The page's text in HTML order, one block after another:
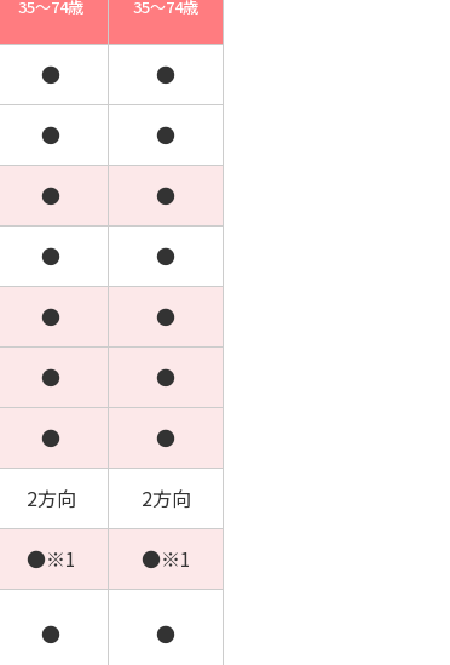
35～74歳 35～74歳
● ●
● ●
● ●
● ●
● ●
● ●
● ●
2方向 2方向
●※1 ●※1
● ●